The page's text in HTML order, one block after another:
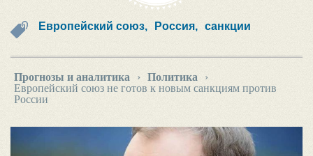
Европейский союз, Россия, санкции
Прогнозы и аналитика › Политика
›
Европейский союз не готов к новым санкциям против
России